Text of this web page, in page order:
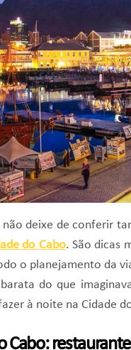
deixe de conferir
do Cabo. São dicas
o planejamento da
do que
à noite na Cidade
Cabo: